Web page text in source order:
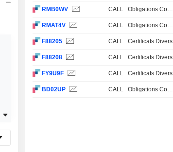
RMB0WV CALL Obligations Convertibles
RMAT4V CALL Obligations Convertibles
F88205 CALL Certificats Divers
F88208 CALL Certificats Divers
FY9U9F CALL Certificats Divers
BD02UP CALL Obligations Convertibles